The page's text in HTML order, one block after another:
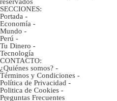
SECCIONES:
Portada -
Economía -
Mundo -
Perú -
Tu Dinero -
Tecnología
CONTACTO:
¿Quiénes somos? -
Términos y Condiciones -
Política de Privacidad -
Politica de Cookies -
Preguntas Frecuentes